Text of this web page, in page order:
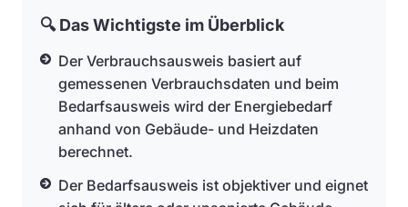
🔍 Das Wichtigste im Überblick
Der Verbrauchsausweis basiert auf
gemessenen Verbrauchsdaten und beim
Bedarfsausweis wird der Energiebedarf
anhand von Gebäude- und Heizdaten
berechnet.
Der Bedarfsausweis ist objektiver und eignet